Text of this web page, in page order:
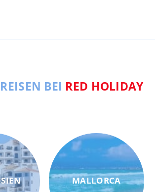
BEI RED HOLIDAY
MALLORCA